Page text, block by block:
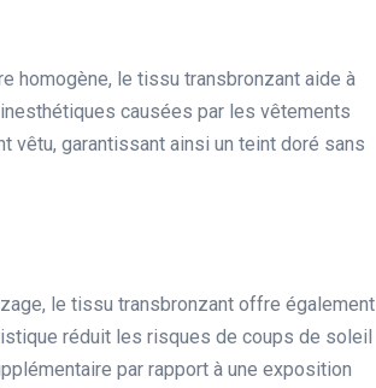
homogène, le tissu transbronzant aide à
causées par les vêtements
vêtu, garantissant ainsi un teint doré sans
le tissu transbronzant offre également
réduit les risques de coups de soleil
par rapport à une exposition